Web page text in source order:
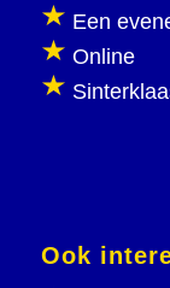
Een
Online
Ook